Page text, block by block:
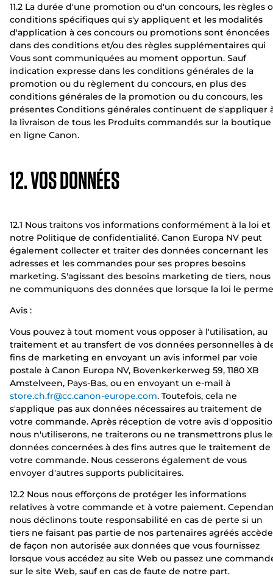
11.2 La durée d'une promotion ou d'un concours, les règles
conditions spécifiques qui s'y appliquent et les modalités
d'application à ces concours ou promotions sont énoncées
dans des conditions et/ou des règles supplémentaires qui
Vous sont communiquées au moment opportun. Sauf
indication expresse dans les conditions générales de la
promotion ou du règlement du concours, en plus des
conditions générales de la promotion ou du concours, les
présentes Conditions générales continuent de s'appliquer
la livraison de tous les Produits commandés sur la boutique
en ligne Canon.
12. VOS DONNÉES
12.1 Nous traitons vos informations conformément à la loi et
notre Politique de confidentialité. Canon Europa NV peut
également collecter et traiter des données concernant les
adresses et les commandes pour ses propres besoins
marketing. S'agissant des besoins marketing de tiers, nous
ne communiquons des données que lorsque la loi le
Avis :
Vous pouvez à tout moment vous opposer à l'utilisation, au
traitement et au transfert de vos données personnelles à
fins de marketing en envoyant un avis informel par voie
postale à Canon Europa NV, Bovenkerkerweg 59, 1180 XB
Amstelveen, Pays-Bas, ou en envoyant un e-mail à
store.ch.fr@cc.canon-europe.com. Toutefois, cela ne
s'applique pas aux données nécessaires au traitement de
votre commande. Après réception de votre avis
nous n'utiliserons, ne traiterons ou ne transmettrons plus
données concernées à des fins autres que le traitement de
votre commande. Nous cesserons également de vous
envoyer d'autres supports publicitaires.
12.2 Nous nous efforçons de protéger les informations
relatives à votre commande et à votre paiement.
nous déclinons toute responsabilité en cas de perte si un
tiers ne faisant pas partie de nos partenaires agréés accède
de façon non autorisée aux données que vous fournissez
lorsque vous accédez au site Web ou passez une
sur le site Web, sauf en cas de faute de notre part.